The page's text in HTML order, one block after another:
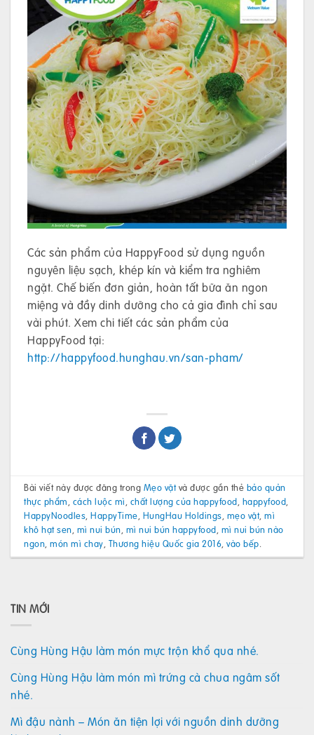
Các sản phẩm của HappyFood sử dụng nguồn
nguyên liệu sạch, khép kín và kiểm tra nghiêm
ngặt. Chế biến đơn giản, hoàn tất bữa ăn ngon
miệng và đầy dinh dưỡng cho cả gia đình chỉ sau
vài phút. Xem chi tiết các sản phẩm của
HappyFood tại:
http://happyfood.hunghau.vn/san-pham/
Bài viết này được đăng trong Mẹo vặtvà được gắn thẻ bảo quản
thực phẩm, cách luộc mì, chất lượng của happyfood, happyfood,
HappyNoodles,HappyTime, HungHau Holdings, mẹo vặt,mì
khô hạt sen, mì nui bún, mì nui bún happyfood, mì nui bún nào
ngon,món mì chay, Thương hiệu Quốc gia 2016,vào bếp.
TIN MỚI
Cùng Hùng Hậu làm món mực trộn khổ qua nhé.
Cùng Hùng Hậu làm món mì trứng cà chua ngâm sốt
nhé.
Mì đậu nành – Món ăn tiện lợi với nguồn dinh dưỡng